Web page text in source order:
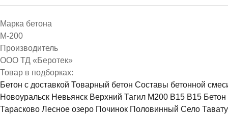
Марка бетона
М-200
Производитель
ООО ТД «Беротек»
Товар в подборках:
Бетон с доставкой Товарный бетон Составы бетонной
Новоуральск Невьянск Верхний Тагил М200 В15 В15
Тарасково Лесное озеро Починок Половинный Село